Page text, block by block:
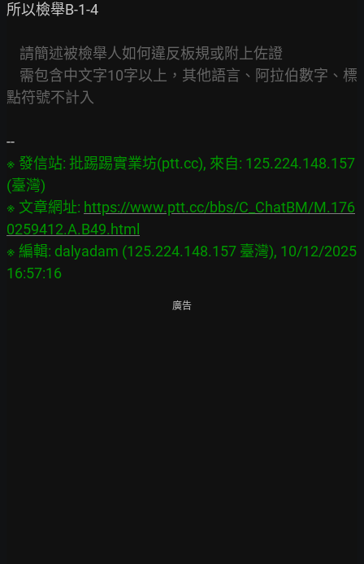
所以檢舉B-1-4
請簡述被檢舉人如何違反板規或附上佐證
需包含中文字10字以上，其他語言、阿拉伯數字、標
點符號不計入
※ 發信站: 批踢踢實業坊(ptt.cc), 來自: 125.224.148.157
(臺灣)
※ 文章網址: https://www.ptt.cc/bbs/C_ChatBM/M.176
0259412.A.B49.html
※ 編輯: dalyadam (125.224.148.157 臺灣), 10/12/2025
廣告